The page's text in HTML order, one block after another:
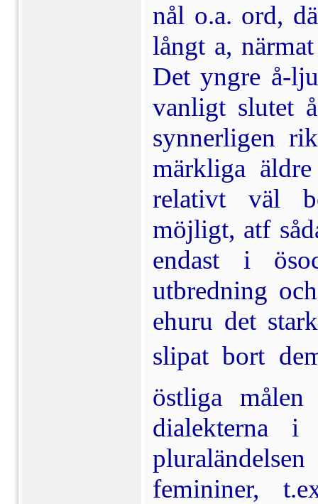
nål o.a. ord,
långt a,
Det yngre å-
vanligt slutet
synnerligen
märkliga
relativt väl
möjligt, atf
endast i
utbredning
ehuru det
slipat bort
östliga
dialekterna
femininer,